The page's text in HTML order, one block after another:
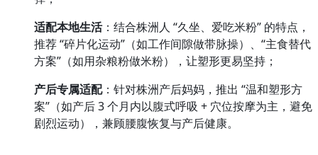
适配本地生活：结合株洲人 “久坐、爱吃米粉” 的特点，
推荐 “碎片化运动”（如工作间隙做带脉操）、“主食替代
方案”（如用杂粮粉做米粉），让塑形更易坚持；
产后专属适配：针对株洲产后妈妈，推出 “温和塑形方
案”（如产后 3 个月内以腹式呼吸 + 穴位按摩为主，避免
剧烈运动），兼顾腰腹恢复与产后健康。